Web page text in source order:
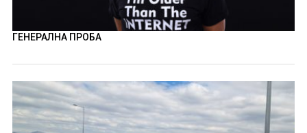
ГЕНЕРАЛНА ПРОБА